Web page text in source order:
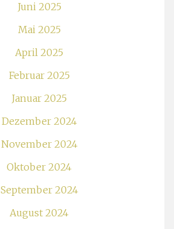
Juni 2025
Mai 2025
April 2025
Februar 2025
Januar 2025
Dezember 2024
November 2024
Oktober 2024
September 2024
August 2024